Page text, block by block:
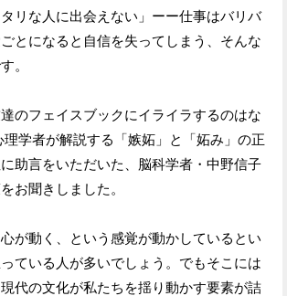
す
リな人に出会えない」ーー仕事はバリバ
とになると自信を失ってしまう、そんな
。
のフェイスブックにイライラするのはな
学者が解説する「嫉妬」と「妬み」の正
助言をいただいた、脳科学者・中野信子
お聞きしました。
が動く、という感覚が動かしているとい
ている人が多いでしょう。でもそこには
代の文化が私たちを揺り動かす要素が詰